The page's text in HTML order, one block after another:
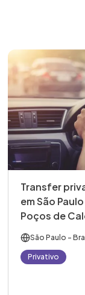
Transfer
em São
Poços de
São Paulo -
Privativo